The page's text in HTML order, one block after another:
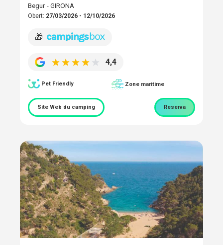
Begur - GIRONA
Obert: 27/03/2026 - 12/10/2026
🎁
4,4
Pet Friendly Zone maritime
Site Web du camping Reserva